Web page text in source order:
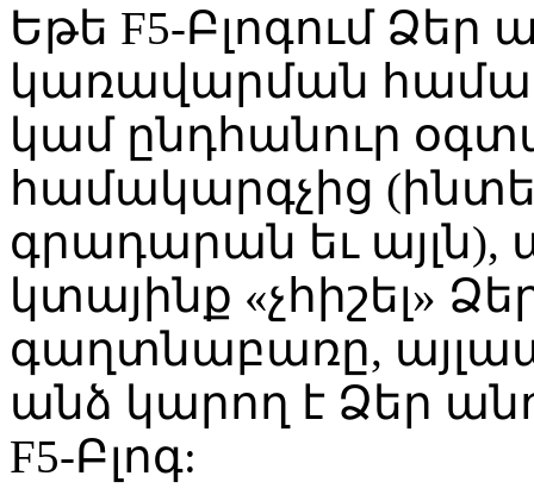
Եթե F5-Բլոգում
կառավարման
կամ ընդհանուր
համակարգչից
գրադարան եւ
կտայինք «չհիշել»
գաղտնաբառը,
անձ կարող է Ձեր
F5-Բլոգ: